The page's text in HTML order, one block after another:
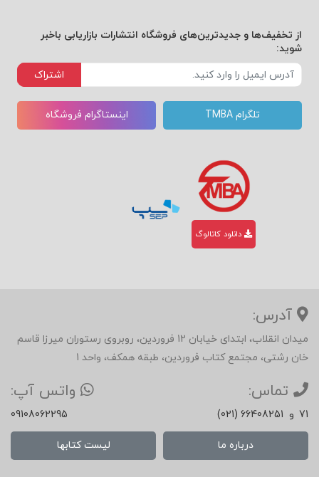
از تخفیف‌ها و جدیدترین‌های فروشگاه انتشارات بازاریابی باخبر
شوید:
اشتراک
تلگرام TMBA اینستاگرام فروشگاه
دانلود کاتالوگ
آدرس:
میدان انقلاب، ابتدای خیابان 12 فروردین، روبروی رستوران میرزا قاسم
خان رشتی، مجتمع کتاب فروردین، طبقه همکف، واحد 1
تماس:
(021) 66408251 و 71
واتس آپ:
09108062295
درباره ما لیست کتابها